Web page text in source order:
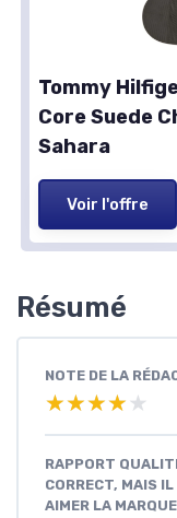
Tommy
Core Suede
Sahara
Voir l'offre
Résumé
NOTE DE LA
★★★★★
★★★★★
RAPPORT
CORRECT, MAIS
AIMER LA MARQUE